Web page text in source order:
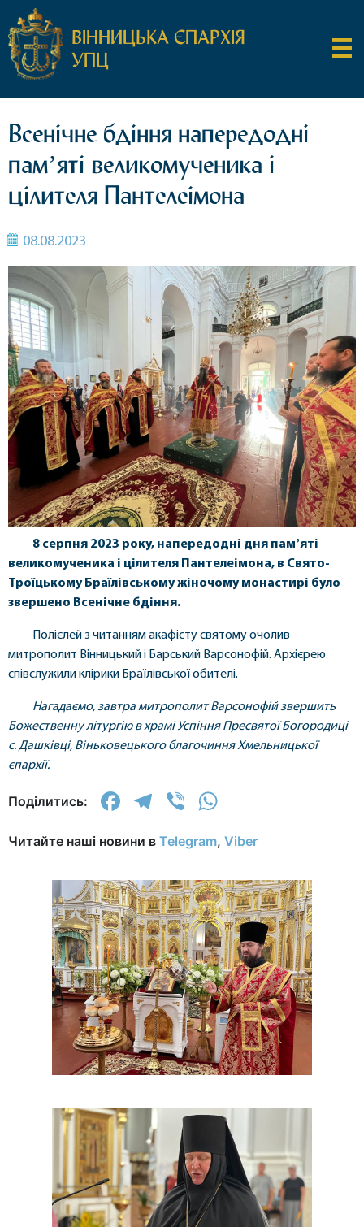
ВІННИЦЬКА ЄПАРХІЯ
УПЦ
Всенічне бдіння напередодні
памʼяті великомученика і
цілителя Пантелеімона
08.08.2023
8 серпня 2023 року, напередодні дня памʼяті
великомученика і цілителя Пантелеімона, в Свято-
Троїцькому Браїлівському жіночому монастирі було
звершено Всенічне бдіння.
Полієлей з читанням акафісту святому очолив
митрополит Вінницький і Барський Варсонофій. Архієрею
співслужили клірики Браїлівської обителі.
Нагадаємо, завтра митрополит Варсонофій звершить
Божественну літургію в храмі Успіння Пресвятої Богородиці
с. Дашківці, Віньковецького благочиння Хмельницької
єпархії.
Поділитись: Facebook
Telegram
Viber
Читайте наші новини в Telegram, Viber